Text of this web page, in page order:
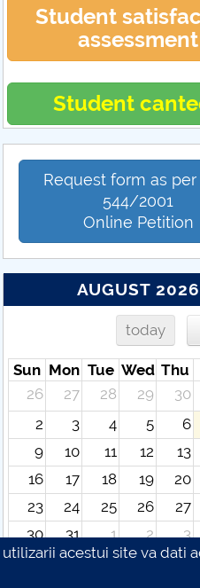
Student
assessment
Student
Request form as
544/2001
Online Petition
AUGUST 2026
today
Sun Mon Tue Wed Thu
26
27 28 29 30
2
3 4 5 6
9
10 11 12 13
16
17 18 19 20
23
24 25 26 27
30
31 1 2 3
acestui site va dati